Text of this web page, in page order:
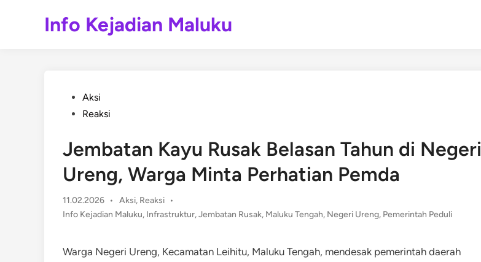
Info Kejadian Maluku
PostedAksi
Reaksi
Jembatan Kayu Rusak Belasan Tahun di Negeri
Ureng, Warga Minta Perhatian Pemda
11.02.2026 •
Posted
in
Aksi, Reaksi
•
Info Kejadian Maluku, Infrastruktur,Jembatan Rusak, Maluku Tengah, Negeri Ureng, Pemerintah Peduli
Warga Negeri Ureng, Kecamatan Leihitu, Maluku Tengah, mendesak pemerintah daerah